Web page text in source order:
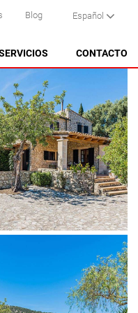
Blog Español
GANXO
CONTACTO